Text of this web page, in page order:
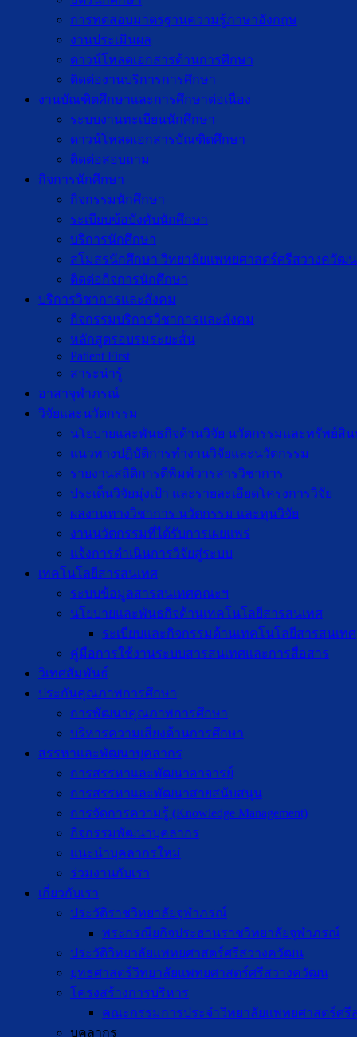
การทดสอบมาตรฐานความรู้ภาษาอังกฤษ
งานประเมินผล
ดาวน์โหลดเอกสารด้านการศึกษา
ติดต่องานบริการการศึกษา
งานบัณฑิตศึกษาเเละการศึกษาต่อเนื่อง
ระบบงานทะเบียนนักศึกษา
ดาวน์โหลดเอกสารบัณฑิตศึกษา
ติดต่อสอบถาม
กิจการนักศึกษา
กิจกรรมนักศึกษา
ระเบียบข้อบังคับนักศึกษา
บริการนักศึกษา
สโมสรนักศึกษา วิทยาลัยแพทยศาสตร์ศรีสวางควัฒน
ติดต่อกิจการนักศึกษา
บริการวิชาการและสังคม
กิจกรรมบริการวิชาการและสังคม
หลักสูตรอบรมระยะสั้น
Patient First
สาระน่ารู้
อาสาจุฬาภรณ์
วิจัยและนวัตกรรม
นโยบายและพันธกิจด้านวิจัย นวัตกรรมและทรัพย์สิ
แนวทางปฏิบัติการทำงานวิจัยและนวัตกรรม
รายงานสถิติการตีพิมพ์วารสารวิชาการ
ประเด็นวิจัยมุ่งเป้า และรายละเอียดโครงการวิจัย
ผลงานทางวิชาการ นวัตกรรม และทุนวิจัย
งานนวัตกรรมที่ได้รับการเผยแพร่
แจ้งการดำเนินการวิจัยสู่ระบบ
เทคโนโลยีสารสนเทศ
ระบบข้อมูลสารสนเทศคณะฯ
นโยบายและพันธกิจด้านเทคโนโลยีสารสนเทศ
ระเบียบและกิจกรรมด้านเทคโนโลยีสารสนเทศ
คู่มือการใช้งานระบบสารสนเทศและการสื่อสาร
วิเทศสัมพันธ์
ประกันคุณภาพการศึกษา
การพัฒนาคุณภาพการศึกษา
บริหารความเสี่ยงด้านการศึกษา
สรรหาและพัฒนาบุคลากร
การสรรหาและพัฒนาอาจารย์
การสรรหาและพัฒนาสายสนับสนุน
การจัดการความรู้ (Knowledge Management)
กิจกรรมพัฒนาบุคลากร
แนะนำบุคลากรใหม่
ร่วมงานกับเรา
เกี่ยวกับเรา
ประวัติราชวิทยาลัยจุฬาภรณ์
พระกรณียกิจประธานราชวิทยาลัยจุฬาภรณ์
ประวัติวิทยาลัยแพทยศาสตร์ศรีสวางควัฒน
ยุทธศาสตร์วิทยาลัยแพทยศาสตร์ศรีสวางควัฒน
โครงสร้างการบริหาร
คณะกรรมการประจำวิทยาลัยแพทยศาสตร์ศรี
บุคลากร